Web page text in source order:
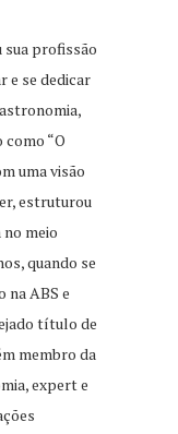
sua profissão
e se dedicar
“O
uma visão
estruturou
meio
quando se
ABS e
título de
membro da
expert e